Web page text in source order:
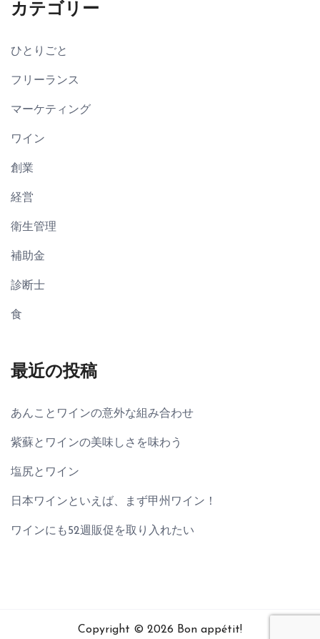
カテゴリー
ひとりごと
フリーランス
マーケティング
ワイン
創業
経営
衛生管理
補助金
診断士
食
最近の投稿
あんことワインの意外な組み合わせ
紫蘇とワインの美味しさを味わう
塩尻とワイン
日本ワインといえば、まず甲州ワイン！
ワインにも52週販促を取り入れたい
Copyright © 2026 Bon appétit!